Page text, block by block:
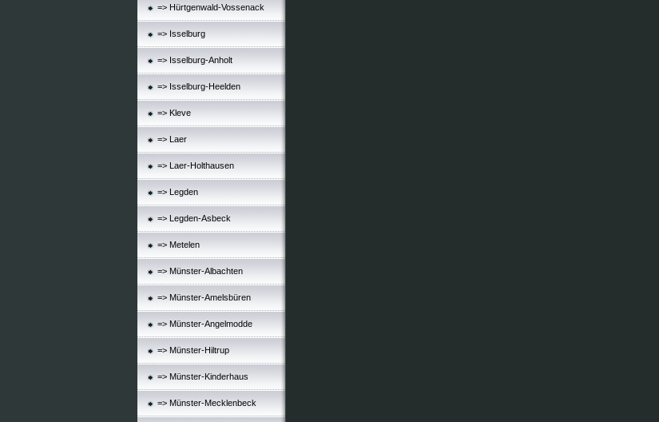
=> Hürtgenwald-Vossenack
=> Isselburg
=> Isselburg-Anholt
=> Isselburg-Heelden
=> Kleve
=> Laer
=> Laer-Holthausen
=> Legden
=> Legden-Asbeck
=> Metelen
=> Münster-Albachten
=> Münster-Amelsbüren
=> Münster-Angelmodde
=> Münster-Hiltrup
=> Münster-Kinderhaus
=> Münster-Mecklenbeck